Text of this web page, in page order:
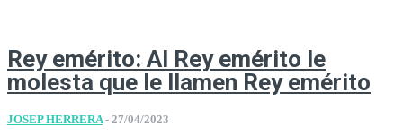
Rey emérito: Al Rey emérito le
molesta que le llamen Rey emérito
JOSEP HERRERA - 27/04/2023